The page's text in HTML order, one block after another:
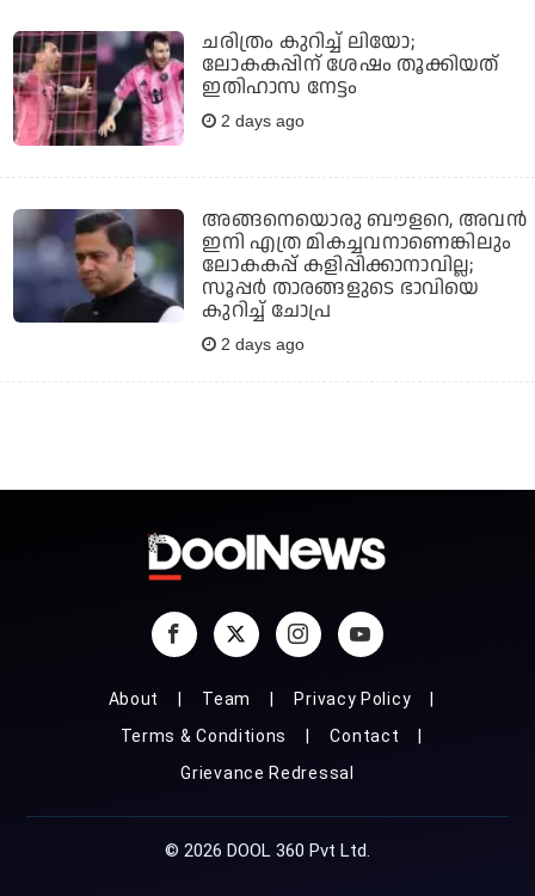
ചരിത്രം കുറിച്ച് ലിയോ;
ലോകകപ്പിന് ശേഷം തൂക്കിയത്
ഇതിഹാസ നേട്ടം
2 days ago
അങ്ങനെയൊരു ബൗളറെ, അവന്‍
ഇനി എത്ര മികച്ചവനാണെങ്കിലും
ലോകകപ്പ് കളിപ്പിക്കാനാവില്ല;
സൂപ്പര്‍ താരങ്ങളുടെ ഭാവിയെ
കുറിച്ച് ചോപ്ര
2 days ago
About Team
Privacy Policy
Terms & Conditions
Contact
Grievance Redressal
© 2026 DOOL 360 Pvt Ltd.